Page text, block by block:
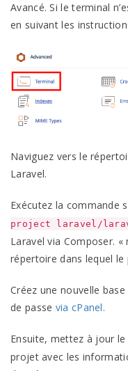
Avancé. Si le terminal
en suivant les
Naviguez vers le
Laravel.
Exécutez la commande
project laravel/
Laravel via Composer.
répertoire dans lequel
Créez une nouvelle
de passe via cPanel.
Ensuite, mettez à jour
projet avec les